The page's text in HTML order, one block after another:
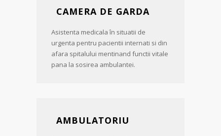
CAMERA DE GARDA
Asistenta medicala în situatii de
urgenta pentru pacientii internati si din
afara spitalului mentinand functii vitale
pana la sosirea ambulantei.
AMBULATORIU